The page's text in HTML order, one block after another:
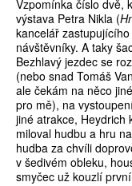
Vzpomínka číslo dvě,
výstava Petra Nikla (
kancelář
návštěvníky. A taky
Bezhlavý jezdec se
(nebo snad Tomáš
ale čekám na něco
pro mě), na
jiné atrakce, Heydrich
miloval hudbu a hru
hudba za chvíli
v šedivém obleku,
smyčec už kouzlí